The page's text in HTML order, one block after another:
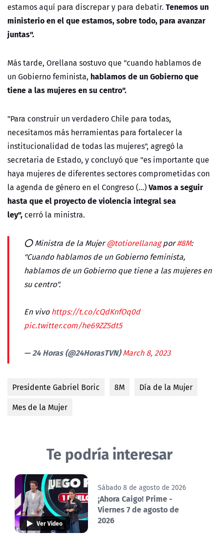
estamos aquí para discrepar y para debatir. Tenemos un
ministerio en el que estamos, sobre todo, para avanzar
juntas".
Más tarde, Orellana sostuvo que "cuando hablamos de
un Gobierno feminista, hablamos de un Gobierno que
tiene a las mujeres en su centro".
"Para construir un verdadero Chile para todas,
necesitamos más herramientas para fortalecer la
institucionalidad de todas las mujeres", agregó la
secretaria de Estado, y concluyó que "es importante que
haya mujeres de diferentes sectores comprometidas con
la agenda de género en el Congreso (...)Vamos a seguir
hasta que el proyecto de violencia integral sea
ley", cerró la ministra.
⭕ Ministra de la Mujer@totiorellanagpor#8M:
"Cuando hablamos de un Gobierno feminista,
hablamos de un Gobierno que tiene a las mujeres en
su centro".
En vivohttps://t.co/cQdKnfOq0d
pic.twitter.com/he69ZZ5dt5
— 24 Horas (@24HorasTVN)March 8, 2023
Presidente Gabriel Boric 8M
Día de la Mujer
Mes de la Mujer
Te podría interesar
Ver Video
Sábado 8 de agosto de 2026
¡Ahora Caigo! Prime -
Viernes 7 de agosto de
2026